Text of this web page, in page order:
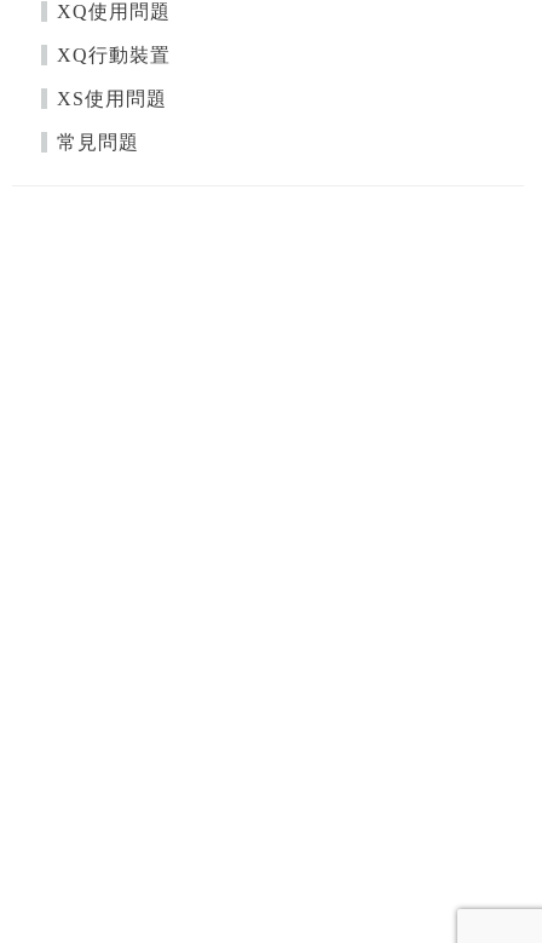
XQ使用問題
XQ行動裝置
XS使用問題
常見問題